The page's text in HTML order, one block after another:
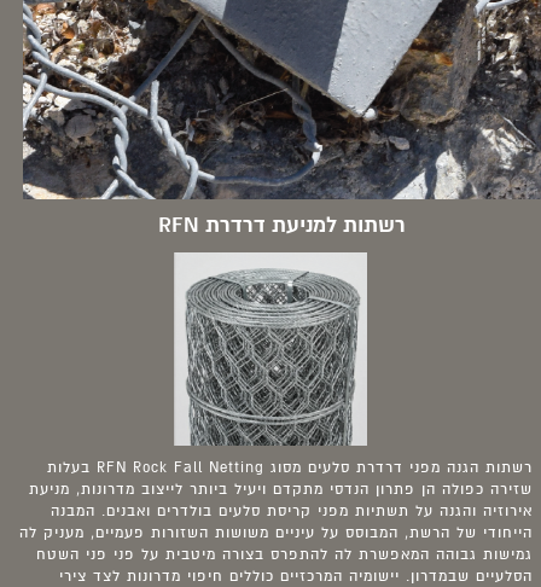
רשתות למניעת דרדרת RFN
רשתות הגנה מפני דרדרת סלעים מסוג RFN Rock Fall Netting בעלות
שזירה כפולה הן פתרון הנדסי מתקדם ויעיל ביותר לייצוב מדרונות, מניעת
אירוזיה והגנה על תשתיות מפני קריסת סלעים בולדרים ואבנים. המבנה
הייחודי של הרשת, המבוסס על עיניים משושות השזורות פעמיים, מעניק לה
גמישות גבוהה המאפשרת לה להתפרס בצורה מיטבית על פני פני השטח
הסלעיים שבמדרון. יישומיה המרכזיים כוללים חיפוי מדרונות לצד צירי